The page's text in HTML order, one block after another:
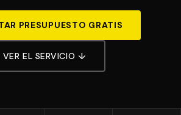
PRESUPUESTO GRATIS
VER EL SERVICIO ↓